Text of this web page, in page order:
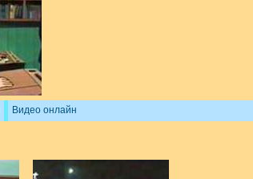
Видео онлайн